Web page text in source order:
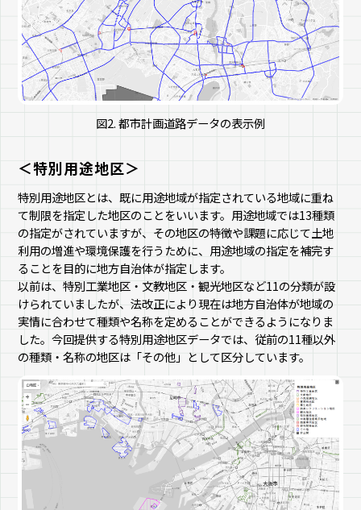
図2. 都市計画道路データの表示例
＜特別用途地区＞
特別用途地区とは、既に用途地域が指定されている地域に重ね
て制限を指定した地区のことをいいます。用途地域では13種類
の指定がされていますが、その地区の特徴や課題に応じて土地
利用の増進や環境保護を行うために、用途地域の指定を補完す
ることを目的に地方自治体が指定します。
以前は、特別工業地区・文教地区・観光地区など11の分類が設
けられていましたが、法改正により現在は地方自治体が地域の
実情に合わせて種類や名称を定めることができるようになりま
した。今回提供する特別用途地区データでは、従前の11種以外
の種類・名称の地区は「その他」として区分しています。